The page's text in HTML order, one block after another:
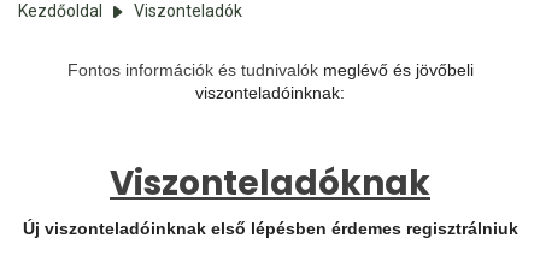
Kezdőoldal Viszonteladók
Fontos információk és tudnivalók meglévő és jövőbeli
viszonteladóinknak:
Viszonteladóknak
Új viszonteladóinknak első lépésben érdemes regisztrálniuk